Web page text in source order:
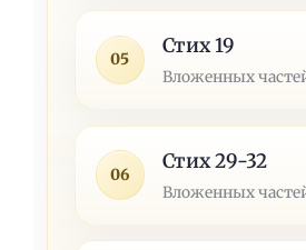
05
Стих 19
Вложенных
06
Стих 29-32
Вложенных